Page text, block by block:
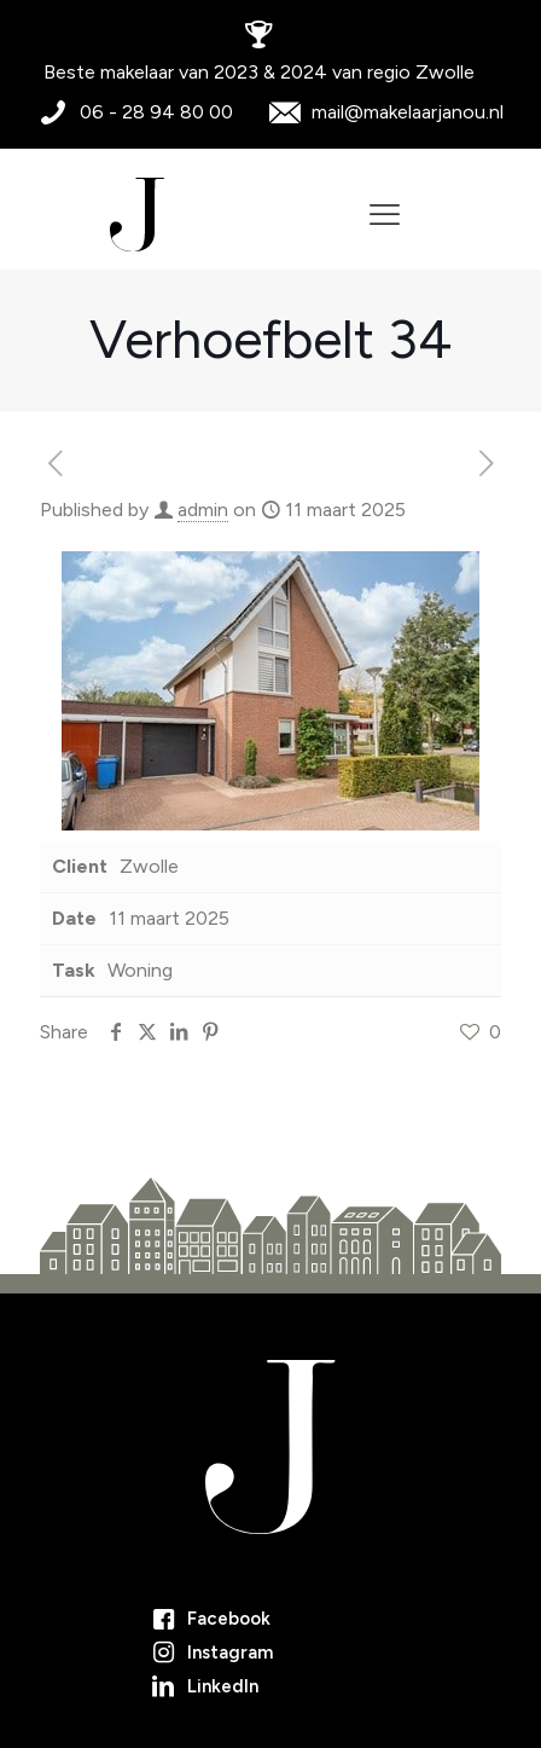
Beste makelaar van 2023 & 2024 van regio Zwolle
06 - 28 94 80 00
mail@makelaarjanou.nl
Verhoefbelt 34
Published by admin on 11 maart 2025
Client Zwolle
Date 11 maart 2025
Task Woning
Share 0
Facebook
Instagram
LinkedIn